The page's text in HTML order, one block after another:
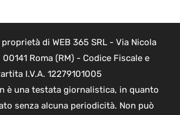
di WEB 365 SRL - Via Nicola
00141 Roma (RM) - Codice Fiscale e
I.V.A. 12279101005
è una testata giornalistica, in quanto
senza alcuna periodicità. Non può